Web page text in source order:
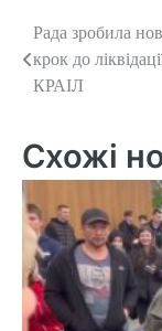
Навігація
записів
Рада зробила
крок до
КРАІЛ
Схожі